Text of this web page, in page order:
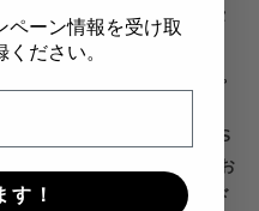
、テレビをQ4の同軸インタ
て同軸モードを選択します。
RAW/PCMに設定します。
ォルトでドルビーまたはDTS
ありますが、Q4はドルビーお
ません。RAW/PCMサウンド
ペーン情報を受け取
ださい。
す！